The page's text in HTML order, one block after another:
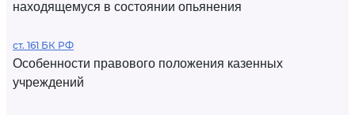
находящемуся в состоянии опьянения
ст. 161 БК РФ
Особенности правового положения казенных
учреждений